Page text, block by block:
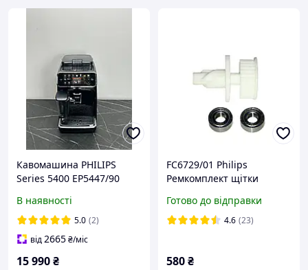
Кавомашина PHILIPS
Series 5400 EP5447/90
В наявності
5.0 (2)
від2665₴/міс
15 990₴
FC6729/01 Philips
Ремкомплект щітки
SpeedPro Aqua
WK2106NL9206 AD-4
Готово до відправки
4.6 (23)
580₴